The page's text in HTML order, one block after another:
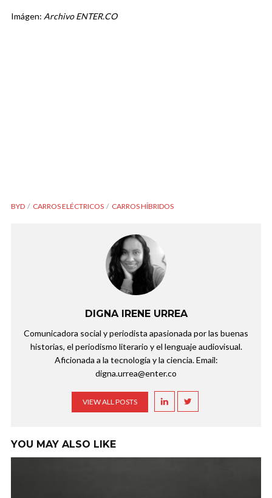
Imágen: Archivo ENTER.CO
BYD CARROS ELÉCTRICOS CARROS HÍBRIDOS
DIGNA IRENE URREA
Comunicadora social y periodista apasionada por las buenas
historias, el periodismo literario y el lenguaje audiovisual.
Aficionada a la tecnología y la ciencia. Email:
digna.urrea@enter.co
VIEW ALL POSTS
YOU MAY ALSO LIKE